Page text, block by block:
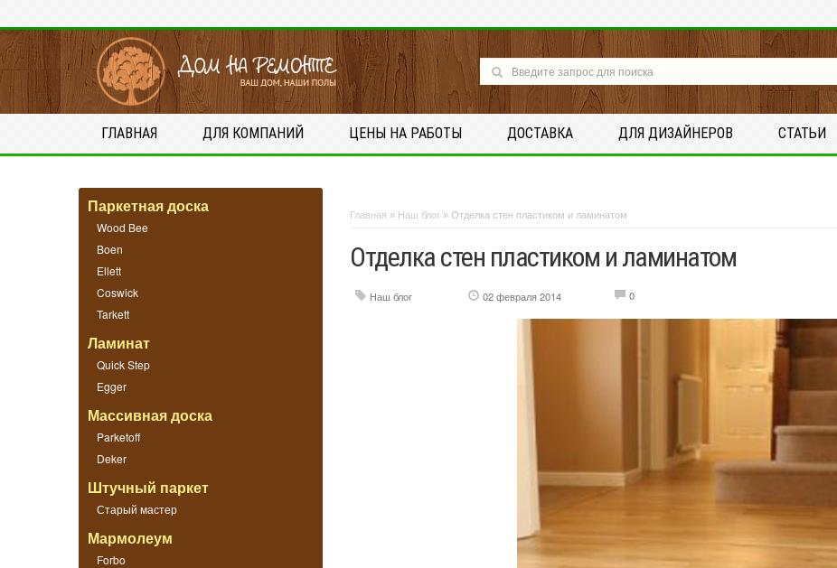
ГЛАВНАЯ ДЛЯ КОМПАНИЙ ЦЕНЫ НА РАБОТЫ ДОСТАВКА ДЛЯ ДИЗАЙНЕРОВ СТАТЬИ
Паркетная доска
Wood Bee
Boen
Ellett
Coswick
Tarkett
Ламинат
Quick Step
Egger
Массивная доска
Parketoff
Deker
Штучный паркет
Старый мастер
Мармолеум
Forbo
Главная » Наш блог » Отделка стен пластиком и ламинатом
Отделка стен пластиком и ламинатом
Наш блог 02 февраля 2014 0